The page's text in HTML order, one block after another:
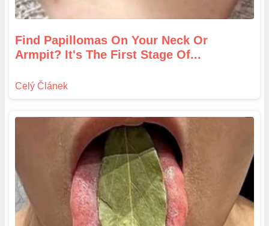
Find Papillomas On Your Neck Or
Armpit? It's The First Stage Of...